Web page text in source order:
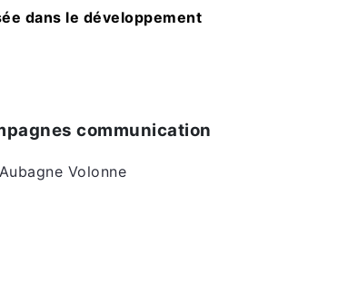
dans le développement
communication
Aubagne Volonne